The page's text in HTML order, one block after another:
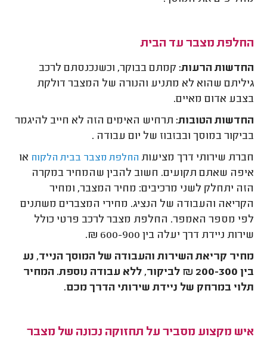
החלפת מצבר עד הבית
החדשות הרעות: קמתם בבוקר, וכשנכנסתם לרכב
גיליתם שהוא לא מתניע והנורה של המצבר דולקת
בצבע אדום מאיים.
החדשות הטובות: תרחיש האימים הזה לא חייב להיגמר
בביקור במוסך ובבזבוז של יום עבודה .
חברת שירותי דרך מציעות החלפת מצבר בבית הלקוח או
איפה שאתם תקועים. חשוב להבין שהמחיר במקרה
הזה יתחלק לשני מרכיבים: מחיר המצבר, ומחיר
הקריאה והעבודה של הנציג. מחירי המצברים משתנים
לפי מספר האמפר. החלפת מצבר לרכב פרטי כולל
שירות ניידת דרך יעלה בין 600-900 ₪.
מחיר קריאת השירות והעבודה של המוסך הנייד, נע
בין 200-300 ₪ לביקור, ללא עבודה נוספת. המחיר
תלוי במרחק של ניידת שירותי הדרך מכם.
איש מקצוע מסביר על תחזוקה נכונה של מצבר